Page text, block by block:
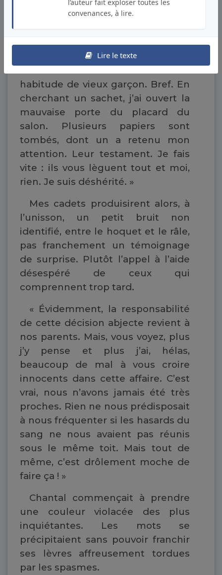
l’auteur fait exploser toutes les
convenances, à lire.
Lire le texte
pas pressés. Il y a un mois de ça, je
suis passé chez les parents. Ils
étaient sortis pour acheter du pain
et j’ai eu envie de me faire un thé
habitude de vieux garçon. Bref. En
cherchant un sachet, j’ai ouvert la
mauvaise porte du placard du
salon. Plusieurs papiers sont
tombés, dont un a retenu mon
attention. Leur testament. Je fais
vite : ils vous lèguent tout et moi,
rien. Je suis déshérité. »
Mes cadets produisirent alors, à
l’unisson, un petit bruit non
identifié, entre le hoquet et le râle,
pas franchement un témoignage
de surprise. Plutôt l’appel à l’aide
désespéré de ceux qui
comprennent trop tard.
« Évidemment, la responsabilité
de cette décision abjecte revient à
nos parents. Mais, vous voyez, plus
j’y pense et plus j’ai, hélas,
beaucoup de mal à vous croire
innocents dans cette affaire. C’est
vrai, nous n’avons jamais été très
proches. Rien ne nous prédisposait
à nous fréquenter si les hasards du
sang ne nous avaient pas réunis
sous le même toit. Mais tout de
même, c’est drôlement moche de
faire ça ! »
Chantal commençait à prendre
une couleur violacée des plus
inquiétantes. Les mots se
précipitaient sans pouvoir franchir
ses lèvres affreusement tordues
par les spasmes.